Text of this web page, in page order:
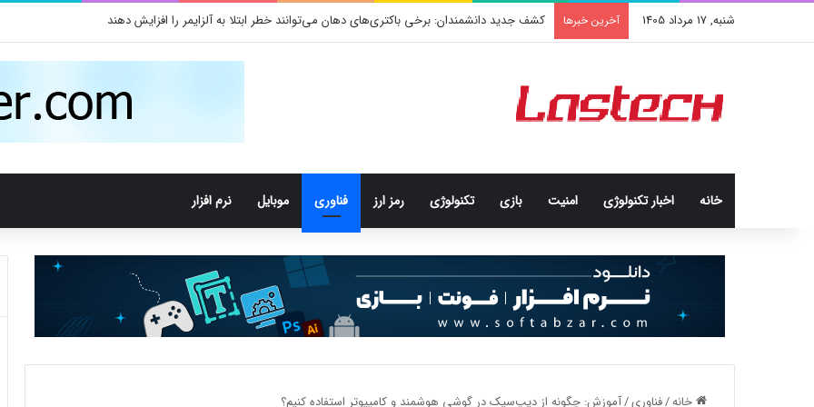
شنبه, 17 مرداد 1405 آخرین خبرها کشف جدید دانشمندان: برخی باکتری‌های دهان می‌توانند خطر ابتلا به آلزایمر را افزایش دهند
خانه اخبار تکنولوژی امنيت بازی تکنولوژی رمز ارز فناوری موبایل نرم افزار
خانه/فناوری/آموزش: چگونه از دیپ‌سیک در گوشی هوشمند و کامپیوتر استفاده کنیم؟